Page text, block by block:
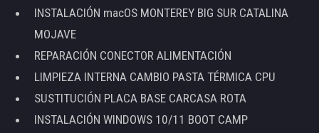
INSTALACIÓN macOS MONTEREY BIG SUR CATALINA
MOJAVE
REPARACIÓN CONECTOR ALIMENTACIÓN
LIMPIEZA INTERNA CAMBIO PASTA TÉRMICA CPU
SUSTITUCIÓN PLACA BASE CARCASA ROTA
INSTALACIÓN WINDOWS 10/11 BOOT CAMP